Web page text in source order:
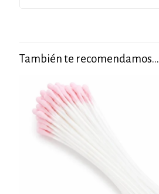
También te recomendamos…